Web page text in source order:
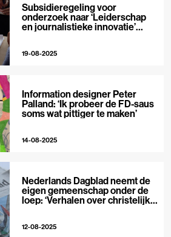
Subsidieregeling voor
onderzoek naar ‘Leiderschap
en journalistieke innovatie’
19-08-2025
Information designer Peter
Palland: ‘Ik probeer de FD-saus
soms wat pittiger te maken’
14-08-2025
Nederlands Dagblad neemt de
eigen gemeenschap onder de
loep: ‘Verhalen over christelijke
12-08-2025